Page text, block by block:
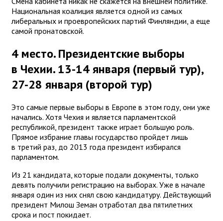
Национальная коалиция является одной из самых
либеральных и проевропейских партий Финляндии, а еще
самой пронатовской.
4 место. Президентские выборы
в Чехии. 13-14 января (первый тур),
27-28 января (второй тур)
Это самые первые выборы в Европе в этом году, они уже
начались. Хотя Чехия и является парламентской
республикой, президент также играет большую роль.
Прямое избрание главы государство пройдет лишь
в третий раз, до 2013 года президент избирался
парламентом.
Из 21 кандидата, которые подали документы, только
девять получили регистрацию на выборах. Уже в начале
января один из них снял свою кандидатуру. Действующий
президент Милош Земан отработал два пятилетних
срока и пост покидает.